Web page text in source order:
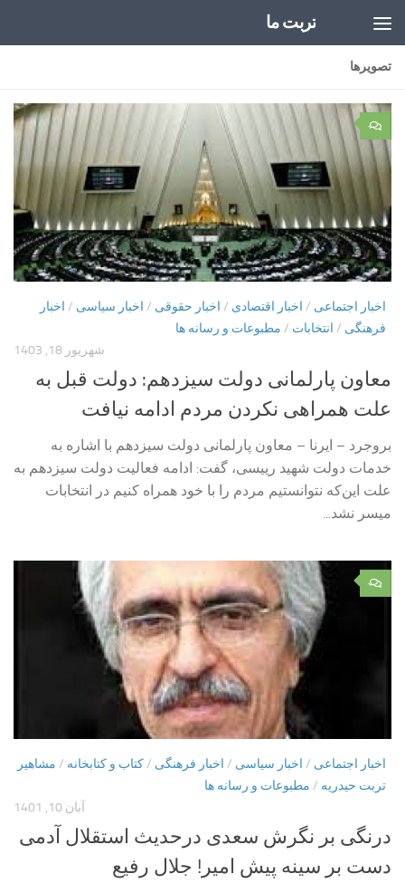
تربت ما
تصویرها
۰
اخبار اجتماعی / اخبار اقتصادی / اخبار حقوقی / اخبار سیاسی / اخبار
فرهنگی / انتخابات / مطبوعات و رسانه ها
شهریور 18, 1403
معاون پارلمانی دولت سیزدهم: دولت قبل به
علت همراهی نکردن مردم ادامه نیافت
بروجرد – ایرنا – معاون پارلمانی دولت سیزدهم با اشاره به
خدمات دولت شهید رییسی، گفت: ادامه فعالیت‌ دولت سیزدهم به
علت این‌که نتوانستیم مردم را با خود همراه کنیم در انتخابات
میسر نشد...
۰
اخبار اجتماعی / اخبار سیاسی / اخبار فرهنگی /کتاب و کتابخانه / مشاهیر
تربت حیدریه / مطبوعات و رسانه ها
آبان 10, 1401
درنگی بر نگرش سعدی درحدیث استقلال آدمی
دست بر سینه پیش امیر! جلال رفیع